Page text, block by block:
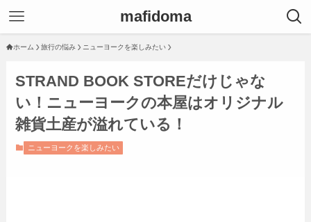
mafidoma
ホーム 旅行の悩み ニューヨークを楽しみたい
STRAND BOOK STOREだけじゃな
い！ニューヨークの本屋はオリジナル
雑貨土産が溢れている！
ニューヨークを楽しみたい